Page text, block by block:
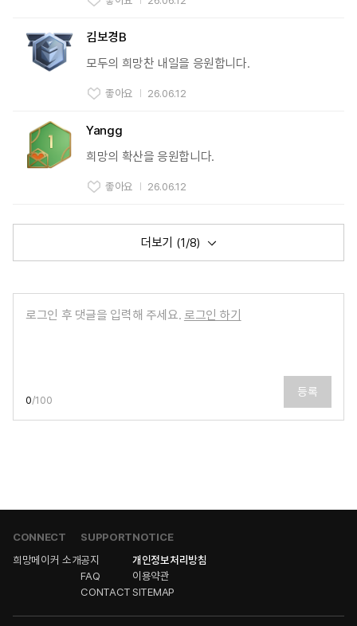
김보경B
모두의 희망찬 내일을 응원합니다.
좋아요 26.06.12
Yangg
희망의 확산을 응원합니다.
좋아요 26.06.12
더보기 (1/8)
로그인 후 댓글을 입력해 주세요. 로그인 하기
0/100
등록
CONNECT
희망메이커 소개
SUPPORT
공지
FAQ
CONTACT
NOTICE
개인정보처리방침
이용약관
SITEMAP